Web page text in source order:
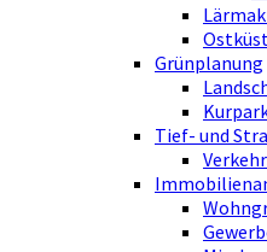
Grünplanung
Tief- und